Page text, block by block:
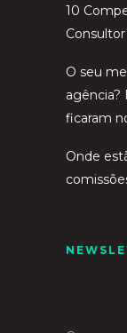
10
O seu
agência?
ficaram
Onde